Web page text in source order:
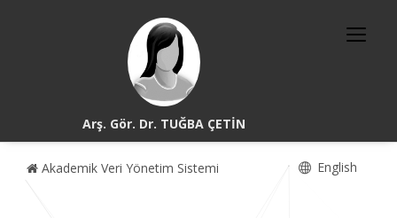
Arş. Gör. Dr. TUĞBA ÇETİN
Akademik Veri Yönetim Sistemi English